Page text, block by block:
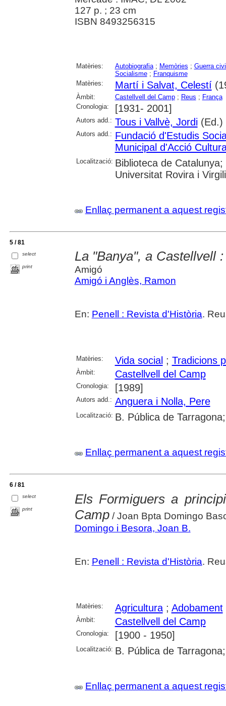
127 p. ; 23 cm
ISBN 8493256315
Matèries: Autobiografia; Memòries ; Guerra
Socialisme; Franquisme
Matèries:
Martí i Salvat, Celestí
Àmbit: Castellvell del Camp; Reus ; França
Cronologia:
[1931- 2001]
Autors add.: Tous i Vallvè, Jordi(Ed.)
Autors add.: Fundació d'Estudis
Municipal d'Acció
Localització: Biblioteca de
Universitat Rovira i
Enllaç permanent a aquest
5 / 81
select
print
La "Banya", a Castellvell
Amigó
Amigó i Anglès, Ramon
En: Penell : Revista d'Història.
Matèries: Vida social ; Tradicions
Àmbit: Castellvell del Camp
Cronologia: [1989]
Autors add.: Anguera i Nolla, Pere
Localització: B. Pública de
Enllaç permanent a aquest
6 / 81
select
print
Els Formiguers a
Camp/ Joan Bpta Domingo
Domingo i Besora, Joan B.
En: Penell : Revista d'Història.
Matèries: Agricultura; Adobament
Àmbit: Castellvell del Camp
Cronologia: [1900 - 1950]
Localització: B. Pública de
Enllaç permanent a aquest